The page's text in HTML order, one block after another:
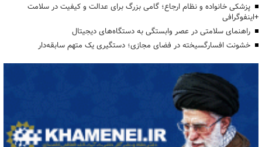
پزشکی خانواده و نظام ارجاع؛ گامی بزرگ برای عدالت و کیفیت در سلامت
+اینفوگرافی
راهنمای سلامتی در عصر وابستگی به دستگاه‌های دیجیتال
خشونت افسارگسیخته در فضای مجازی؛ دستگیری یک متهم سابقه‌دار